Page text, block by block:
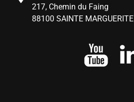
217, Chemin du Faing
88100 SAINTE MARGUERITE